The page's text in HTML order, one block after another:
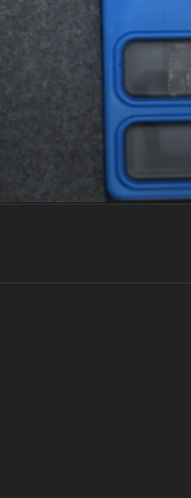
Zum
Inhalt
springen